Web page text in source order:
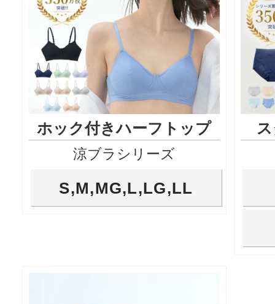
ホック付きハーフトップ
涼ブラシリーズ
S,M,MG,L,LG,LL